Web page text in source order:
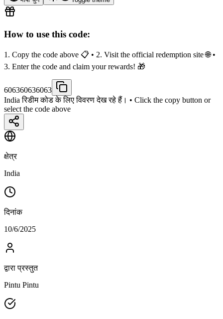
How to use this code:
1. Copy the code above 📋 • 2. Visit the official redemption site 🌐 •
3. Enter the code and claim your rewards! 🎁
606360636063
India रिडीम कोड के लिए विवरण देख रहे हैं। • Click the copy button or
select the code above
क्षेत्र
India
दिनांक
10/6/2025
द्वारा प्रस्तुत
Pintu Pintu